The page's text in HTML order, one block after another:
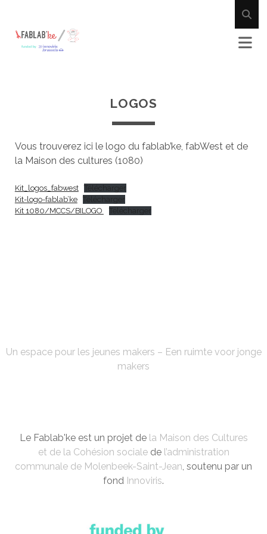
LOGOS
Vous trouverez ici le logo du fablab’ke, fabWest et de
la Maison des cultures (1080)
Kit_logos_fabwest
Télécharger
Kit-logo-fablab’ke
Télécharger
Kit 1080/MCCS/BILOGO
Télécharger
Un espace pour les jeunes makers – Een ruimte voor jonge
makers
Le Fablab'ke est un projet de la Maison des Cultures
et de la Cohésion socialede l’administration
communale de Molenbeek-Saint-Jean, soutenu par un
fond Innoviris.